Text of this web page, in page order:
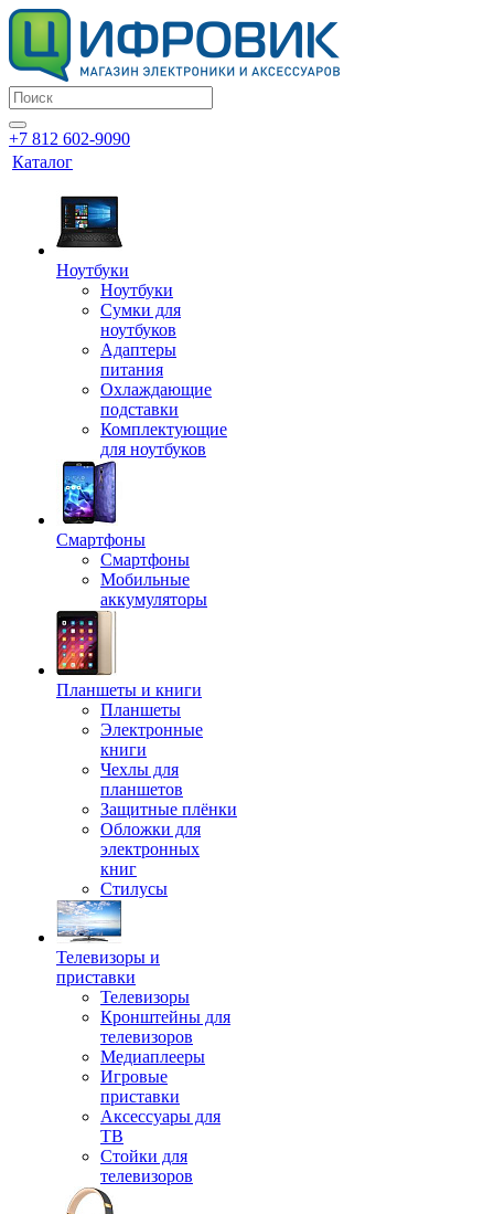
+7 812 602-9090
Каталог
Ноутбуки
Ноутбуки
Сумки для
ноутбуков
Адаптеры
питания
Охлаждающие
подставки
Комплектующие
для ноутбуков
Смартфоны
Смартфоны
Мобильные
аккумуляторы
Планшеты и книги
Планшеты
Электронные
книги
Чехлы для
планшетов
Защитные плёнки
Обложки для
электронных
книг
Стилусы
Телевизоры и
приставки
Телевизоры
Кронштейны для
телевизоров
Медиаплееры
Игровые
приставки
Аксессуары для
ТВ
Стойки для
телевизоров